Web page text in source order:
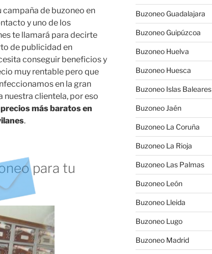
de buzoneo en
y uno de los
te llamará para decirte
de publicidad en
conseguir beneficios y
muy rentable pero que
en la gran
nuestra clientela, por eso
más baratos en
.
para tu
Buzoneo Guadalajara
Buzoneo Guipúzcoa
Buzoneo Huelva
Buzoneo Huesca
Buzoneo Islas Baleares
Buzoneo Jaén
Buzoneo La Coruña
Buzoneo La Rioja
Buzoneo Las Palmas
Buzoneo León
Buzoneo Lleida
Buzoneo Lugo
Buzoneo Madrid